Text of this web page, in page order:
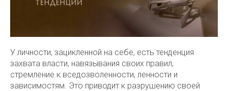
У личности, зацикленной на себе, есть тенденция
захвата власти, навязывания своих правил,
стремление к вседозволенности, ленности и
зависимостям. Это приводит к разрушению своей